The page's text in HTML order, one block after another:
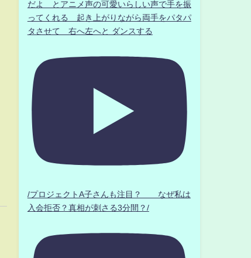
だよ とアニメ声の可愛いらしい声で手を振
ってくれる 起き上がりながら両手をパタパ
タさせて 右へ左へと ダンスする
/プロジェクトA子さんも注目？ なぜ私は
入会拒否？真相が刺さる3分間？/